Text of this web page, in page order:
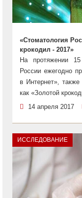
«Стоматология
крокодил - 2017»
На протяжении 15
России ежегодно
в Интернет»,
как «Золотой
14 апреля 2017
ИССЛЕДОВАНИЕ